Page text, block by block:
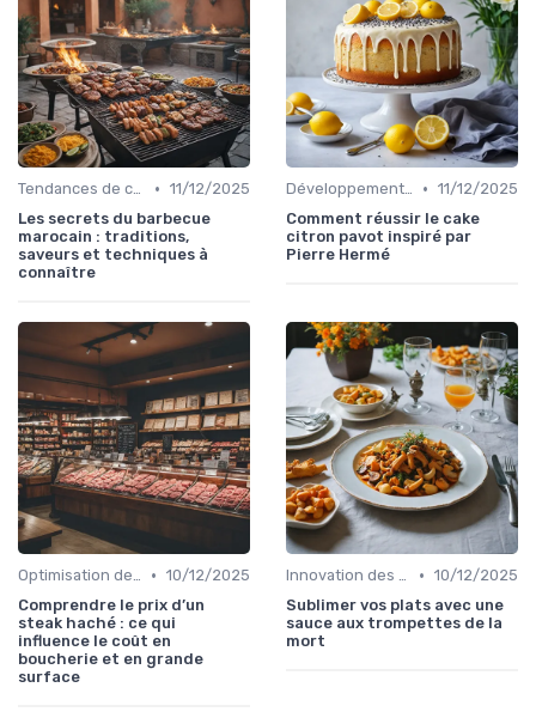
Tendances de consommation • 11/12/2025
Les secrets du barbecue
marocain : traditions,
saveurs et techniques à
connaître
Développement personnel • 11/12/2025
Comment réussir le cake
citron pavot inspiré par
Pierre Hermé
Optimisation des coûts • 10/12/2025
Comprendre le prix d’un
steak haché : ce qui
influence le coût en
boucherie et en grande
surface
Innovation des recettes • 10/12/2025
Sublimer vos plats avec une
sauce aux trompettes de la
mort